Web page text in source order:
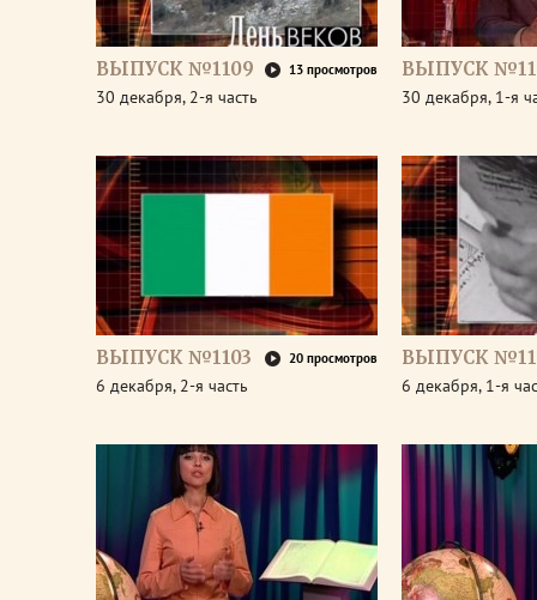
ВЫПУСК №1109 13 просмотров
30 декабря, 2-я часть
ВЫПУСК
30 декабря, 1-я
ВЫПУСК №1103 20 просмотров
6 декабря, 2-я часть
ВЫПУСК
6 декабря, 1-я